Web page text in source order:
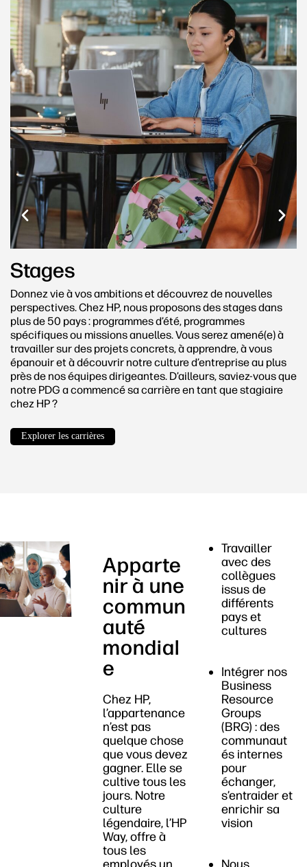
Stages
Donnez vie à vos ambitions et découvrez de nouvelles
perspectives. Chez HP, nous proposons des stages dans
plus de 50 pays : programmes d’été, programmes
spécifiques ou missions anuelles. Vous serez amené(e) à
travailler sur des projets concrets, à apprendre, à vous
épanouir et à découvrir notre culture d’entreprise au plus
près de nos équipes dirigeantes. D’ailleurs, saviez-vous que
notre PDG a commencé sa carrière en tant que stagiaire
chez HP ?
Explorer les carrières
Apparte
nir à une
commun
auté
mondial
e
Chez HP,
l’appartenance
n’est pas
quelque chose
que vous devez
gagner. Elle se
cultive tous les
jours. Notre
culture
légendaire, l’HP
Way, offre à
tous les
Travailler
avec des
collègues
issus de
différents
pays et
cultures
Intégrer nos
Business
Resource
Groups
(BRG) : des
communaut
és internes
pour
échanger,
s’entraider et
enrichir sa
vision